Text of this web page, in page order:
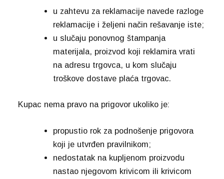
u zahtevu za reklamacije navede razloge
reklamacije i željeni način rešavanje iste;
u slučaju ponovnog štampanja
materijala, proizvod koji reklamira vrati
na adresu trgovca, u kom slučaju
troškove dostave plaća trgovac.
Kupac nema pravo na prigovor ukoliko je:
propustio rok za podnošenje prigovora
koji je utvrđen pravilnikom;
nedostatak na kupljenom proizvodu
nastao njegovom krivicom ili krivicom